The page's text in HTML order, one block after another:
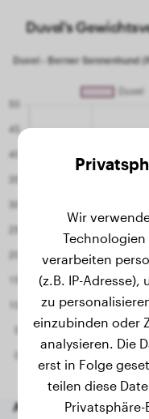
Duvel's
Andere zufällige Hunde
Wir
verarbeiten
(z.B. IP-Adresse),
zu
einzubinden oder
analysieren. Die
erst in Folge
teilen diese